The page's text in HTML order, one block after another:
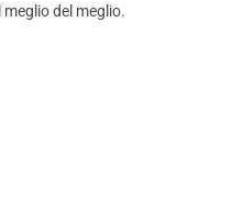
del meglio.